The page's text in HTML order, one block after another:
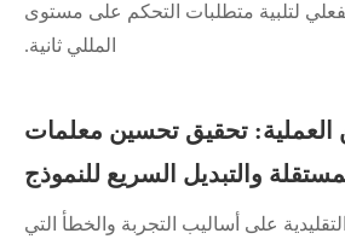
لتلبية متطلبات التحكم على مستوى
المللي ثانية.
العملية: تحقيق تحسين معلمات
والتبديل السريع للنموذج
على أساليب التجربة والخطأ التي